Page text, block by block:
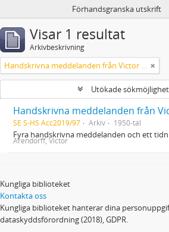
Förhandsgranska utskrift
Visar 1 resultat
Arkivbeskrivning
Handskrivna meddelanden från Victor Arendorff
Utökade
Handskrivna meddelanden från
SE S-HS Acc2019/97 Arkiv 1950-tal
Fyra handskrivna meddelanden och ett
Arendorff, Victor
Kungliga biblioteket
Kontakta oss
Kungliga biblioteket hanterar dina
dataskyddsförordning (2018), GDPR.